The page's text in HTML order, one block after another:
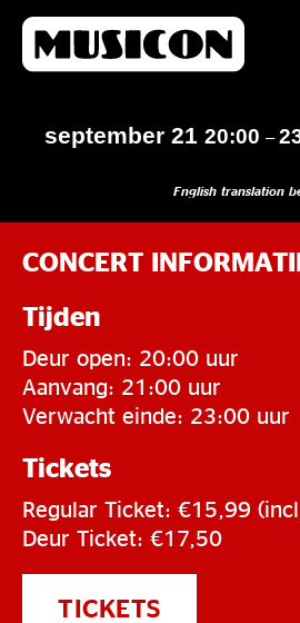
september 21 20:00 –
English translation
CONCERT
Tijden
Deur open: 20:00 uur
Aanvang: 21:00 uur
Verwacht einde: 23:00 uur
Tickets
Regular Ticket: €15,99
Deur Ticket: €17,50
TICKETS